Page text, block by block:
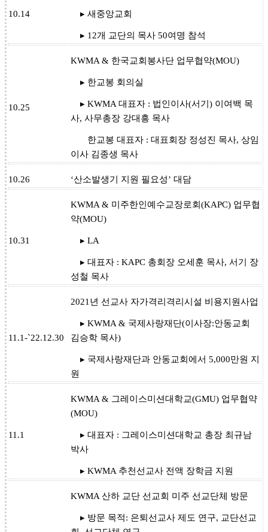
10.14 ▸ 새중앙교회
▸ 12개 교단의 목사 50여명 참석
10.25
KWMA & 한국교회봉사단 업무협약(MOU)
▸ 한교봉 회의실
▸ KWMA 대표자 : 법인이사(서기) 이여백 목
사, 사무총장 강대흥 목사
한교봉 대표자 : 대표회장 정성진 목사, 상임
이사 김종생 목사
10.26 ‘산소발생기 지원 필요성’ 대담
10.31
KWMA & 미주한인예수교장로회(KAPC) 업무협
약(MOU)
▸ LA
▸ 대표자 : KAPC 총회장 오세훈 목사, 서기 장
성철 목사
11.1-`22.12.30
2021년 선교사 자가격리격리시설 비용지원사업
▸ KWMA & 국제사랑재단(이사장:안동교회
김승학 목사)
▸ 국제사랑재단과 안동교회에서 5,000만원 지
원
11.1
KWMA & 그레이스미션대학교(GMU) 업무협약
(MOU)
▸ 대표자 : 그레이스미션대학교 총장 최규남
박사
▸ KWMA 추천선교사 전액 장학금 지원
KWMA 산하 교단 선교회 미주 선교단체 방문
▸ 방문 목적: 은퇴선교사 제도 연구, 교단선교